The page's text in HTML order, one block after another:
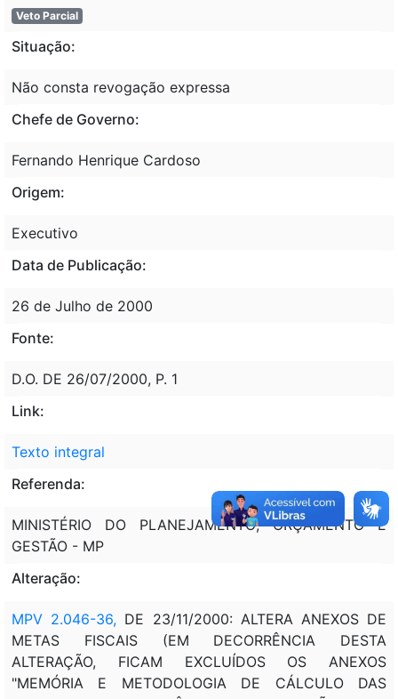
Veto Parcial
Situação:
Não consta revogação expressa
Chefe de Governo:
Fernando Henrique Cardoso
Origem:
Executivo
Data de Publicação:
26 de Julho de 2000
Fonte:
D.O. DE 26/07/2000, P. 1
Link:
Texto integral
Referenda:
MINISTÉRIO DO PLANEJAMENTO; ORÇAMENTO E
GESTÃO - MP
Alteração:
MPV 2.046-36, DE 23/11/2000: ALTERA ANEXOS DE
METAS FISCAIS (EM DECORRÊNCIA DESTA
ALTERAÇÃO, FICAM EXCLUÍDOS OS ANEXOS
"MEMÓRIA E METODOLOGIA DE CÁLCULO DAS